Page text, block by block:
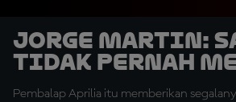
Jorge Martin:
Tidak Pernah
Pembalap Aprilia itu memberikan